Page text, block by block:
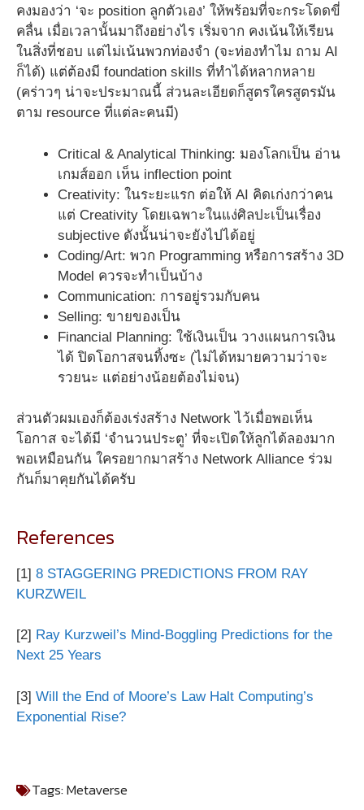
คงมองว่า ‘จะ position ลูกตัวเอง’ ให้พร้อมที่จะกระโดดขี่
คลื่น เมื่อเวลานั้นมาถึงอย่างไร เริ่มจาก คงเน้นให้เรียน
ในสิ่งที่ชอบ แต่ไม่เน้นพวกท่องจำ (จะท่องทำไม ถาม AI
ก็ได้) แต่ต้องมี foundation skills ที่ทำได้หลากหลาย
(คร่าวๆ น่าจะประมาณนี้ ส่วนละเอียดก็สูตรใครสูตรมัน
ตาม resource ที่แต่ละคนมี)
Critical & Analytical Thinking: มองโลกเป็น อ่าน
เกมส์ออก เห็น inflection point
Creativity: ในระยะแรก ต่อให้ AI คิดเก่งกว่าคน
แต่ Creativity โดยเฉพาะในแง่ศิลปะเป็นเรื่อง
subjective ดังนั้นน่าจะยังไปได้อยู่
Coding/Art: พวก Programming หรือการสร้าง 3D
Model ควรจะทำเป็นบ้าง
Communication: การอยู่รวมกับคน
Selling: ขายของเป็น
Financial Planning: ใช้เงินเป็น วางแผนการเงิน
ได้ ปิดโอกาสจนทิ้งซะ (ไม่ได้หมายความว่าจะ
รวยนะ แต่อย่างน้อยต้องไม่จน)
ส่วนตัวผมเองก็ต้องเร่งสร้าง Network ไว้เมื่อพอเห็น
โอกาส จะได้มี ‘จำนวนประตู’ ที่จะเปิดให้ลูกได้ลองมาก
พอเหมือนกัน ใครอยากมาสร้าง Network Alliance ร่วม
กันก็มาคุยกันได้ครับ
References
[1] 8 STAGGERING PREDICTIONS FROM RAY
KURZWEIL
[2] Ray Kurzweil’s Mind-Boggling Predictions for the
Next 25 Years
[3] Will the End of Moore’s Law Halt Computing’s
Exponential Rise?
Tags:Metaverse